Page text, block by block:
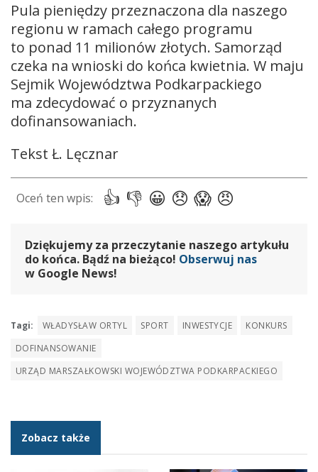
Pula pieniędzy przeznaczona dla naszego
regionu w ramach całego programu
to ponad 11 milionów złotych. Samorząd
czeka na wnioski do końca kwietnia. W maju
Sejmik Województwa Podkarpackiego
ma zdecydować o przyznanych
dofinansowaniach.
Tekst Ł. Lęcznar
Dziękujemy za przeczytanie naszego artykułu
do końca. Bądź na bieżąco! Obserwuj nas
w Google News!
Tagi: WŁADYSŁAW ORTYL SPORT INWESTYCJE
KONKURS
DOFINANSOWANIE
URZĄD MARSZAŁKOWSKI WOJEWÓDZTWA PODKARPACKIEGO
Zobacz także